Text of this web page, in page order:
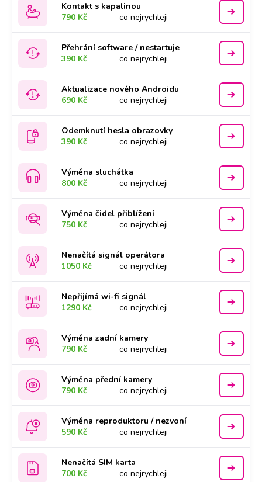
Kontakt s kapalinou
790 Kč
co nejrychleji
Přehrání software / nestartuje
390 Kč
co nejrychleji
Aktualizace nového Androidu
690 Kč
co nejrychleji
Odemknutí hesla obrazovky
390 Kč
co nejrychleji
Výměna sluchátka
800 Kč
co nejrychleji
Výměna čidel přiblížení
750 Kč
co nejrychleji
Nenačítá signál operátora
1050 Kč
co nejrychleji
Nepřijímá wi-fi signál
1290 Kč
co nejrychleji
Výměna zadní kamery
790 Kč
co nejrychleji
Výměna přední kamery
790 Kč
co nejrychleji
Výměna reproduktoru / nezvoní
590 Kč
co nejrychleji
Nenačítá SIM karta
700 Kč
co nejrychleji